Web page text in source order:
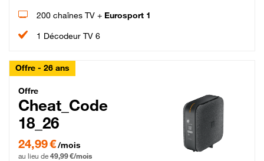
200 chaînes TV + Eurosport 1
1 Décodeur TV 6
Offre - 26 ans
Cheat_Code Fibre_18_26
Offre
Cheat_Code
18_26
24,99 € par mois pendant 0 mois puis 49,99 € par mois, Sans engagement
24,99 €/mois
au lieu de 49,99 €/mois